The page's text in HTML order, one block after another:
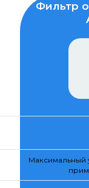
Фильтр
Максимальный